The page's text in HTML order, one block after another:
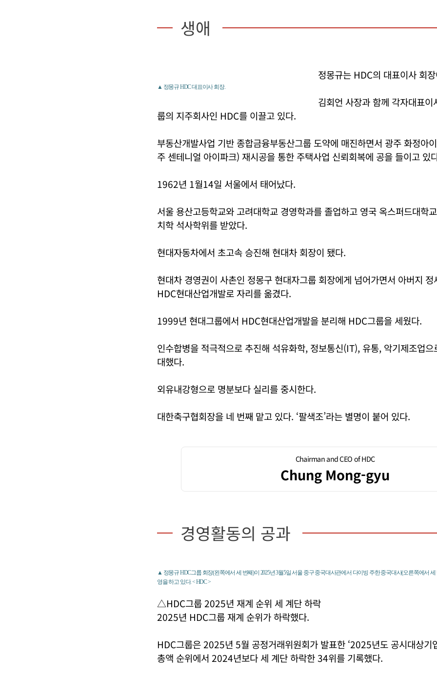
생애
▲ 정몽규 HDC 대표이사 회장.
정몽규는 HDC의 대표이사 회
김회언 사장과 함께 각자대표
룹의 지주회사인 HDC를 이끌고 있다.
부동산개발사업 기반 종합금융부동산그룹 도약에 매진하면서 광주 화정아
주 센테니얼 아이파크) 재시공을 통한 주택사업 신뢰회복에 공을 들이고 있
1962년 1월14일 서울에서 태어났다.
서울 용산고등학교와 고려대학교 경영학과를 졸업하고 영국 옥스퍼드대학
치학 석사학위를 받았다.
현대자동차에서 초고속 승진해 현대차 회장이 됐다.
현대차 경영권이 사촌인 정몽구 현대자그룹 회장에게 넘어가면서 아버지
HDC현대산업개발로 자리를 옮겼다.
1999년 현대그룹에서 HDC현대산업개발을 분리해 HDC그룹을 세웠다.
인수합병을 적극적으로 추진해 석유화학, 정보통신(IT), 유통, 악기제조업
대했다.
외유내강형으로 명분보다 실리를 중시한다.
대한축구협회장을 네 번째 맡고 있다. ‘팔색조’라는 별명이 붙어 있다.
Chairman and CEO of HDC
Chung Mong-gyu
경영활동의 공과
▲ 정몽규 HDC그룹 회장(왼쪽에서 세 번째)이 2025년 3월5일 서울 중구 중국대사관에서 다이빙 주한 중국대사(오른쪽에서
영을 하고 있다. < HDC >
△HDC그룹 2025년 재계 순위 세 계단 하락
2025년 HDC그룹 재계 순위가 하락했다.
HDC그룹은 2025년 5월 공정거래위원회가 발표한 ‘2025년도 공시대상기
총액 순위에서 2024년보다 세 계단 하락한 34위를 기록했다.